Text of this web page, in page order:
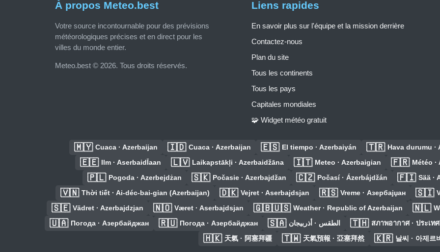
À propos Meteo.best
Votre source incontournable pour des prévisions
météorologiques précises et en direct pour les
villes du monde entier.
Meteo.best © 2026. Tous droits réservés.
Liens rapides
En savoir plus sur l'équipe et la mission derrière
Contactez-nous
Plan du site
Tous les continents
Tous les pays
Capitales mondiales
🧩 Widget météo gratuit
🇲🇾 Cuaca · Azerbaijan 🇮🇩 Cuaca · Azerbaijan 🇪🇸 El tiempo · Azerbaiyán 🇹🇷 Hava durumu ·
🇪🇪 Ilm · AserbaidĪaan 🇱🇻 Laikapstākļi · Azerbaidžāna 🇮🇹 Meteo · Azerbaigian 🇫🇷 Météo ·
🇵🇱 Pogoda · Azerbejdżan 🇸🇰 Počasie · Azerbajdžan 🇨🇿 Počasí · Ázerbájdžán 🇫🇮 Sää ·
🇻🇳 Thời tiết · Ai-déc-bai-gian (Azerbaijan) 🇩🇰 Vejret · Aserbajdsjan 🇷🇸 Vreme · Азербајџан 🇸🇮
🇸🇪 Vädret · Azerbajdzjan 🇳🇴 Været · Aserbajdsjan 🇬🇧🇺🇸 Weather · Republic of Azerbaijan 🇳🇱
🇺🇦 Погода · Азербайджан 🇷🇺 Погода · Азербайджан 🇸🇦 الطقس · أذربيجان 🇹🇭 สภาพอากาศ · ประเท
🇭🇰 天氣 · 阿塞拜疆 🇹🇼 天氣預報 · 亞塞拜然 🇰🇷 날씨 · 아제르